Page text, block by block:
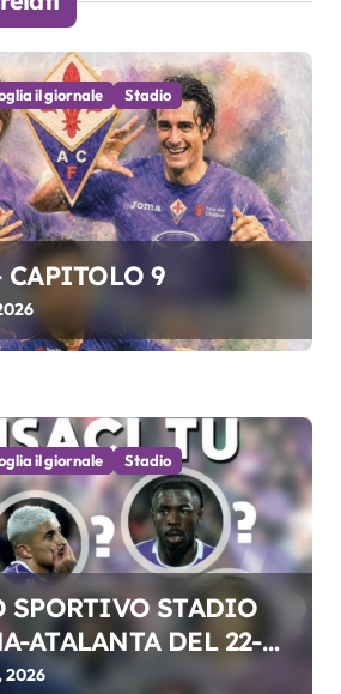
il giornale Stadio
9
il giornale Stadio
STADIO
ATALANTA DEL 22-
2026